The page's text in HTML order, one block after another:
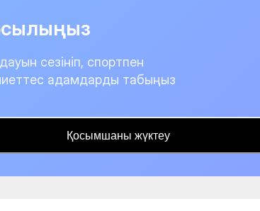
сезініп, спортпен
адамдарды табыңыз
Қосымшаны жүктеу